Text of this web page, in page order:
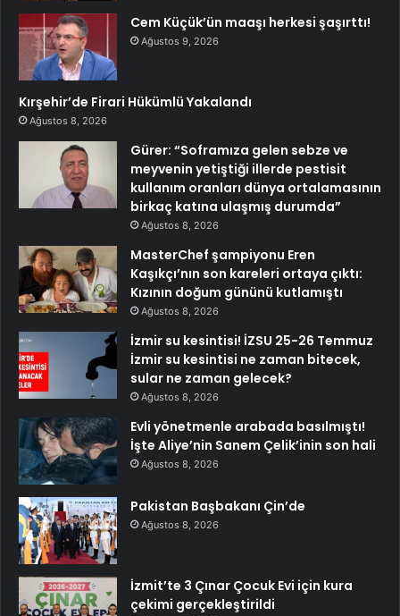
Cem Küçük’ün maaşı herkesi şaşırttı!
Ağustos 9, 2026
Kırşehir’de Firari Hükümlü Yakalandı
Ağustos 8, 2026
Gürer: “Soframıza gelen sebze ve
meyvenin yetiştiği illerde pestisit
kullanım oranları dünya ortalamasının
birkaç katına ulaşmış durumda”
Ağustos 8, 2026
MasterChef şampiyonu Eren
Kaşıkçı’nın son kareleri ortaya çıktı:
Kızının doğum gününü kutlamıştı
Ağustos 8, 2026
İzmir su kesintisi! İZSU 25-26 Temmuz
İzmir su kesintisi ne zaman bitecek,
sular ne zaman gelecek?
Ağustos 8, 2026
Evli yönetmenle arabada basılmıştı!
İşte Aliye’nin Sanem Çelik’inin son hali
Ağustos 8, 2026
Pakistan Başbakanı Çin’de
Ağustos 8, 2026
İzmit’te 3 Çınar Çocuk Evi için kura
çekimi gerçekleştirildi